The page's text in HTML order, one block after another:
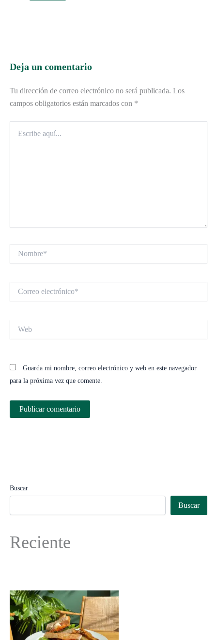
Deja un comentario
Tu dirección de correo electrónico no será publicada. Los
campos obligatorios están marcados con *
aquí...
electrónico*
Guarda mi nombre, correo electrónico y web en este navegador
para la próxima vez que comente.
Buscar
Buscar
Reciente